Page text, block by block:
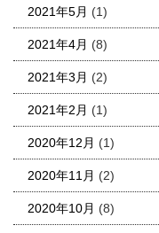
2021年5月 (1)
2021年4月 (8)
2021年3月 (2)
2021年2月 (1)
2020年12月 (1)
2020年11月 (2)
2020年10月 (8)